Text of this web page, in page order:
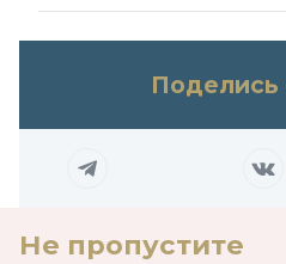
Поделись
Не пропустите